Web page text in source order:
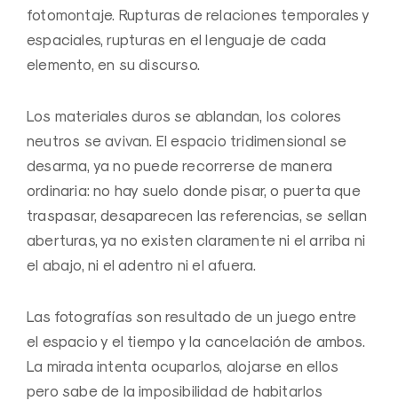
fotomontaje. Rupturas de relaciones temporales y
espaciales, rupturas en el lenguaje de cada
elemento, en su discurso.
Los materiales duros se ablandan, los colores
neutros se avivan. El espacio tridimensional se
desarma, ya no puede recorrerse de manera
ordinaria: no hay suelo donde pisar, o puerta que
traspasar, desaparecen las referencias, se sellan
aberturas, ya no existen claramente ni el arriba ni
el abajo, ni el adentro ni el afuera.
Las fotografías son resultado de un juego entre
el espacio y el tiempo y la cancelación de ambos.
La mirada intenta ocuparlos, alojarse en ellos
pero sabe de la imposibilidad de habitarlos